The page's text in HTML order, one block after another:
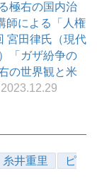
極右の国内治
師による「人権
宮田律氏（現代
「ガザ紛争の
の世界観と米
2023.12.29
糸井重里
ピ